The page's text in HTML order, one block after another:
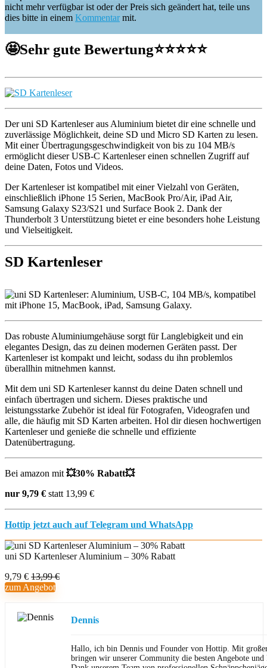
nicht mehr verfügbar ist oder der Preis sich geändert hat, teile uns
dies bitte in einem Kommentarmit.
🤩Sehr gute Bewertung⭐️⭐️⭐️⭐️⭐️
Der uni SD Kartenleser aus Aluminium bietet dir eine schnelle und
zuverlässige Möglichkeit, deine SD und Micro SD Karten zu lesen.
Mit einer Übertragungsgeschwindigkeit von bis zu 104 MB/s
ermöglicht dieser USB-C Kartenleser einen schnellen Zugriff auf
deine Daten, Fotos und Videos.
Der Kartenleser ist kompatibel mit einer Vielzahl von Geräten,
einschließlich iPhone 15 Serien, MacBook Pro/Air, iPad Air,
Samsung Galaxy S23/S21 und Surface Book 2. Dank der
Thunderbolt 3 Unterstützung bietet er eine besonders hohe Leistung
und Vielseitigkeit.
SD Kartenleser
Das robuste Aluminiumgehäuse sorgt für Langlebigkeit und ein
elegantes Design, das zu deinen modernen Geräten passt. Der
Kartenleser ist kompakt und leicht, sodass du ihn problemlos
überallhin mitnehmen kannst.
Mit dem uni SD Kartenleser kannst du deine Daten schnell und
einfach übertragen und sichern. Dieses praktische und
leistungsstarke Zubehör ist ideal für Fotografen, Videografen und
alle, die häufig mit SD Karten arbeiten. Hol dir diesen hochwertigen
Kartenleser und genieße die schnelle und effiziente
Datenübertragung.
Bei amazon mit 💥30% Rabatt💥
nur 9,79 € statt 13,99 €
Hottip jetzt auch auf Telegram und WhatsApp
uni SD Kartenleser Aluminium – 30% Rabatt
9,79 € 13,99 €
zum Angebot
Dennis
Hallo, ich bin Dennis und Founder von Hottip. Mit
bringen wir unserer Community die besten Angebote und